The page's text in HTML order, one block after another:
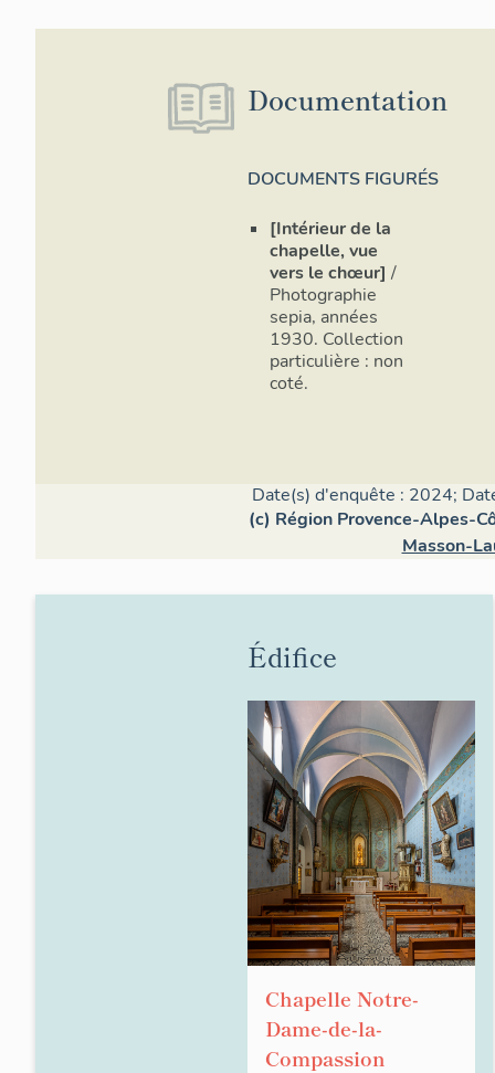
Documentation
DOCUMENTS FIGURÉS
[Intérieur de la
chapelle, vue
vers le chœur] /
Photographie
sepia, années
1930. Collection
particulière : non
coté.
Date(s) d'enquête : 2024;
(c) Région Provence-Alpes-
Masson-
Édifice
Chapelle Notre-
Dame-de-la-
Compassion